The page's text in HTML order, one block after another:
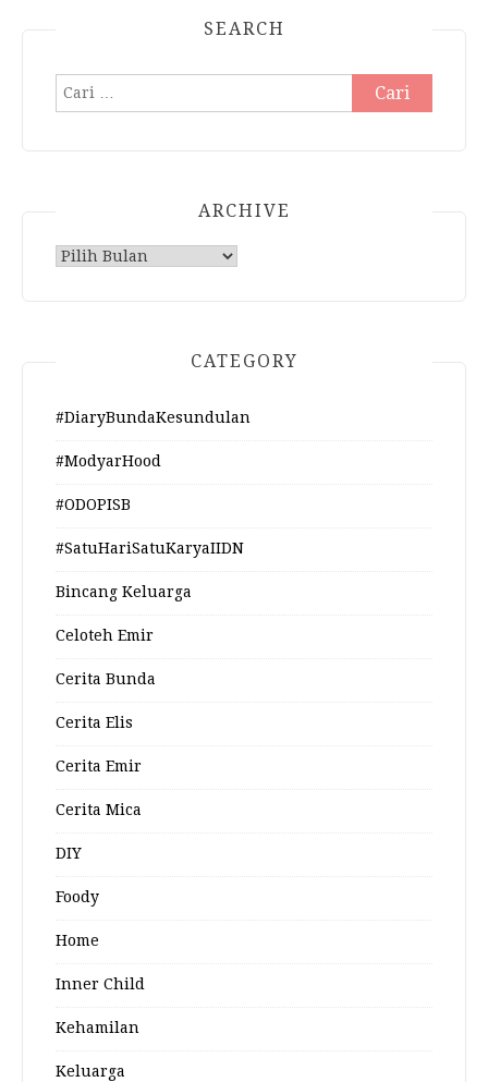
SEARCH
Cari
untuk:
ARCHIVE
Archive
CATEGORY
#DiaryBundaKesundulan
#ModyarHood
#ODOPISB
#SatuHariSatuKaryaIIDN
Bincang Keluarga
Celoteh Emir
Cerita Bunda
Cerita Elis
Cerita Emir
Cerita Mica
DIY
Foody
Home
Inner Child
Kehamilan
Keluarga